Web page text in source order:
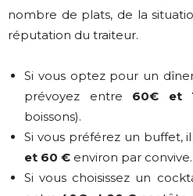
nombre de plats, de la
réputation du traiteur.
Si vous optez pour un dîner
prévoyez entre 60€ et
boissons).
Si vous préférez un buffet,
et 60 € environ par convive.
Si vous choisissez un